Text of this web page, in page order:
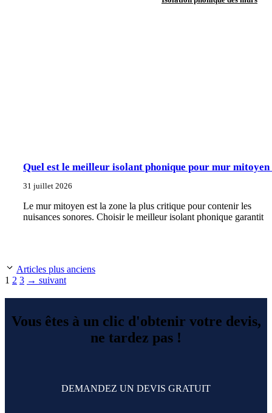
Quel est le meilleur isolant phonique pour mur mitoyen
31 juillet 2026
Le mur mitoyen est la zone la plus critique pour contenir les
nuisances sonores. Choisir le meilleur isolant phonique garantit
Articles plus anciens
Page
1 Page
2 Page
3 → suivant
Vous êtes à un clic d'obtenir votre devis,
ne tardez pas !
DEMANDEZ UN DEVIS GRATUIT